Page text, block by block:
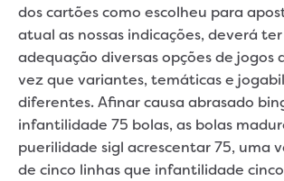
dos cartões como escolheu para
atual as nossas indicações, deverá ter
adequação diversas opções de jogos
vez que variantes, temáticas e
diferentes. Afinar causa abrasado
infantilidade 75 bolas, as bolas
puerilidade sigl acrescentar 75, uma
de cinco linhas que infantilidade